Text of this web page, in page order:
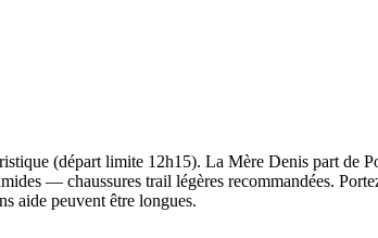
(départ limite 12h15). La Mère Denis part de
— chaussures trail légères recommandées.
aide peuvent être longues.